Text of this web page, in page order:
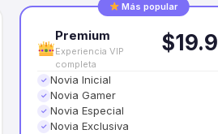
Más popular
Premium
Experiencia VIP
completa
$19.9
✓ Novia Inicial
✓ Novia Gamer
✓ Novia Especial
✓ Novia Exclusiva